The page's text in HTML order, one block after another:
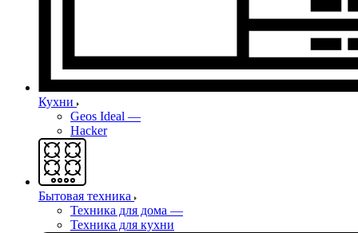
Кухни
Geos Ideal —
Hacker
Бытовая техника
Техника для дома —
Техника для кухни